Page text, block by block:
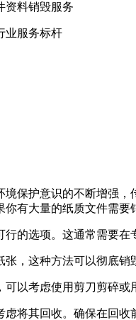
资料销毁服务
业服务标杆
保护意识的不断增强
有大量的纸质文件需要
的选项。这通常需要在
，这种方法可以彻底销
以考虑使用剪刀剪碎或
将其回收。确保在回收